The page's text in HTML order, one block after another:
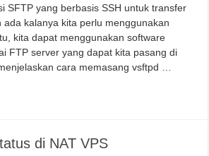
SFTP yang berbasis SSH untuk transfer
ada kalanya kita perlu menggunakan
kita dapat menggunakan software
FTP server yang dapat kita pasang di
cara memasang vsftpd …
di NAT VPS